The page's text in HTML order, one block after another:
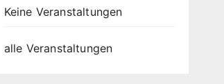
Keine Veranstaltungen
alle Veranstaltungen